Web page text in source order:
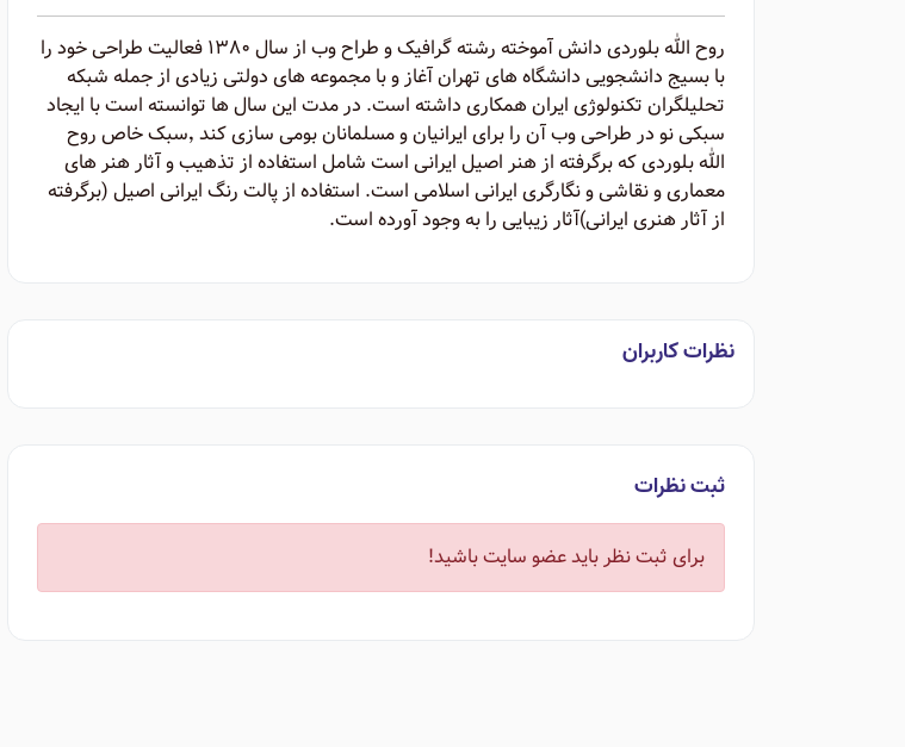
روح الله بلوردی دانش آموخته رشته گرافیک و طراح وب از سال ۱۳۸۰ فعالیت طراحی خود را
با بسیج دانشجویی دانشگاه های تهران آغاز و با مجموعه های دولتی زیادی از جمله شبکه
تحلیلگران تکنولوژی ایران همکاری داشته است. در مدت این سال ها توانسته است با ایجاد
سبکی نو در طراحی وب آن را برای ایرانیان و مسلمانان بومی سازی کند ٬‌سبک خاص روح
الله بلوردی که برگرفته از هنر اصیل ایرانی است شامل استفاده از تذهیب و آثار هنر های
معماری و نقاشی و نگارگری ایرانی اسلامی است. استفاده از پالت رنگ ایرانی اصیل (برگرفته
از آثار هنری ایرانی)‌آثار زیبایی را به وجود آورده است.
نظرات کاربران
ثبت نظرات
برای ثبت نظر باید عضو سایت باشید!